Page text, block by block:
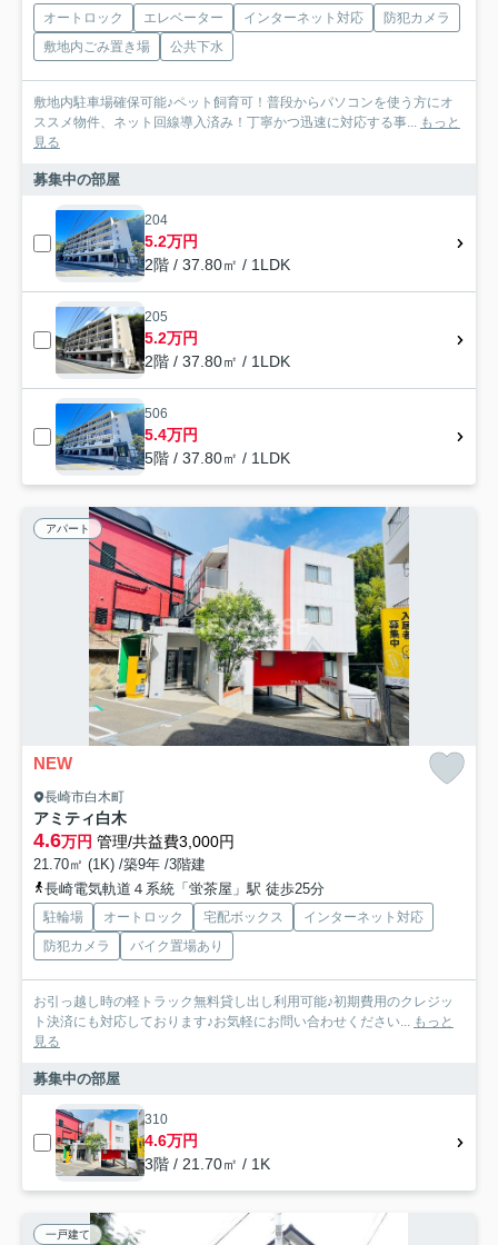
オートロック エレベーター インターネット対応
防犯カメラ
敷地内ごみ置き場
公共下水
敷地内駐車場確保可能♪ペット飼育可！普段からパソコンを使う方にオ
ススメ物件、ネット回線導入済み！丁寧かつ迅速に対応する事... もっと
見る
募集中の部屋
204
5.2万円
2階 / 37.80㎡ / 1LDK
205
5.2万円
2階 / 37.80㎡ / 1LDK
506
5.4万円
5階 / 37.80㎡ / 1LDK
アパート
NEW
長崎市白木町
アミティ白木
4.6万円 管理/共益費3,000円
21.70㎡ (1K) /築9年 /3階建
長崎電気軌道４系統「蛍茶屋」駅 徒歩25分
駐輪場 オートロック 宅配ボックス
インターネット対応
防犯カメラ
バイク置場あり
お引っ越し時の軽トラック無料貸し出し利用可能♪初期費用のクレジッ
ト決済にも対応しております♪お気軽にお問い合わせください... もっと
見る
募集中の部屋
310
4.6万円
3階 / 21.70㎡ / 1K
一戸建て